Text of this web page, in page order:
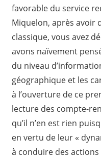
favorable du service
Miquelon, après avoir
classique, vous avez
avons naïvement
du niveau
géographique et les
à l’ouverture de ce
lecture des compte-
qu’il n’en est rien
en vertu de leur «
à conduire des